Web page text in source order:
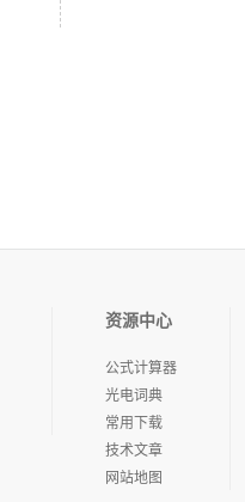
资源中心
公式计算器
光电词典
常用下载
技术文章
网站地图